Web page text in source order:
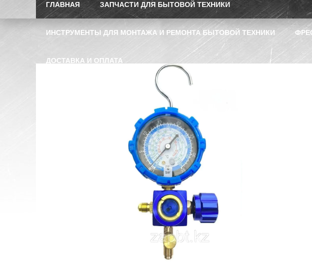
ГЛАВНАЯ ЗАПЧАСТИ ДЛЯ БЫТОВОЙ ТЕХНИКИ
ИНСТРУМЕНТЫ ДЛЯ МОНТАЖА И РЕМОНТА БЫТОВОЙ ТЕХНИКИ
ДОСТАВКА И ОПЛАТА